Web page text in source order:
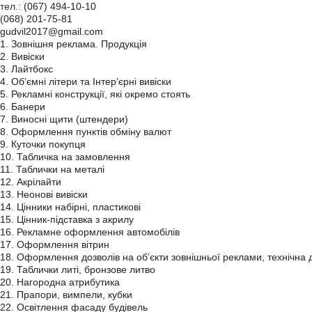
тел.: (067) 494-10-10
(068) 201-75-81
gudvil2017@gmail.com
1. Зовнішня реклама. Продукція
2. Вивіски
3. Лайтбокс
4. Об’ємні літери та Інтер’єрні вивіски
5. Рекламні конструкції, які окремо стоять
6. Банери
7. Виносні щити (штендери)
8. Оформлення пунктів обміну валют
9. Куточки покупця
10. Табличка на замовлення
11. Таблички на металі
12. Акрілайти
13. Неонові вивіски
14. Цінники набірні, пластикові
15. Цінник-підставка з акрилу
16. Рекламне оформлення автомобілів
17. Оформлення вітрин
18. Оформлення дозволів на об’єкти зовнішньої реклами, технічна
19. Таблички литі, бронзове литво
20. Нагородна атрибутика
21. Прапори, вимпели, кубки
22. Освітлення фасаду будівель